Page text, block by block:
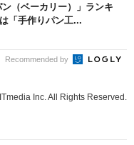
ン（ベーカリー）」ランキ
「手作りパン工...
Recommended by
Inc. All Rights Reserved.